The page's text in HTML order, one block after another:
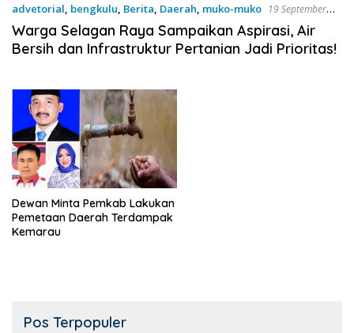
advetorial, bengkulu, Berita, Daerah, muko-muko 19 September
2025
Warga Selagan Raya Sampaikan Aspirasi, Air
Bersih dan Infrastruktur Pertanian Jadi Prioritas!
Dewan Minta Pemkab Lakukan
Pemetaan Daerah Terdampak
Kemarau
Pos Terpopuler